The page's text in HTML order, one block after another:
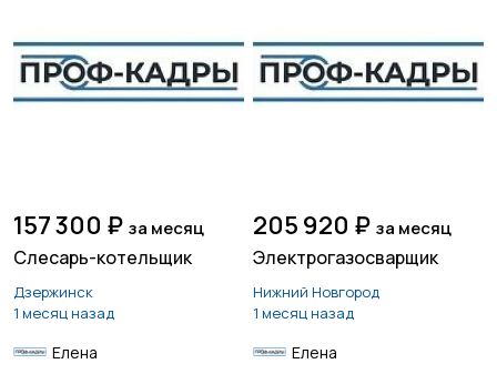
157 300 ₽ за месяц
Слесарь-котельщик
Дзержинск
1 месяц назад
Елена
205 920 ₽ за месяц
Электрогазосварщик
Нижний Новгород
1 месяц назад
Елена